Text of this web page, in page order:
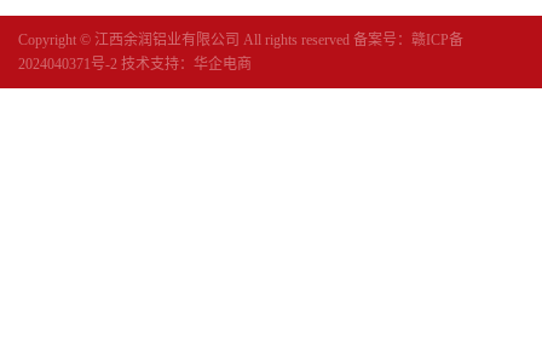
Copyright © 江西余润铝业有限公司 All rights reserved 备案号： 赣ICP备
2024040371号-2 技术支持： 华企电商